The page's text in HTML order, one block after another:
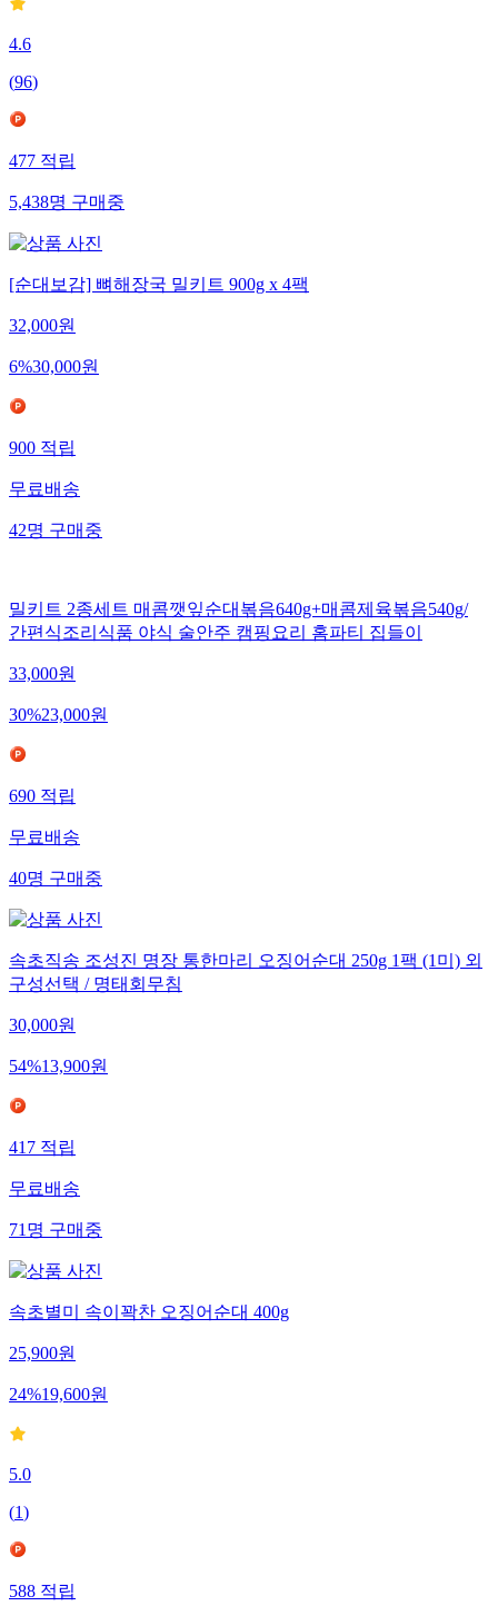
4.6
(96)
477적립
5,438명구매중
[순대보감] 뼈해장국 밀키트 900g x 4팩
32,000원
6%30,000원
900적립
무료배송
42명구매중
밀키트 2종세트 매콤깻잎순대볶음640g+매콤제육볶음540g/
간편식조리식품 야식 술안주 캠핑요리 홈파티 집들이
33,000원
30%23,000원
690적립
무료배송
40명구매중
속초직송 조성진 명장 통한마리 오징어순대 250g 1팩 (1미) 외
구성선택 / 명태회무침
30,000원
54%13,900원
417적립
무료배송
71명구매중
속초별미 속이꽉찬 오징어순대 400g
25,900원
24%19,600원
5.0
(1)
588적립